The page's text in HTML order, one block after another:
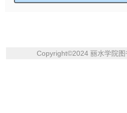
Copyright©2024 丽水学院图